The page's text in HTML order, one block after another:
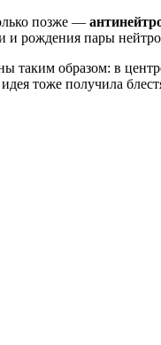
позже —
и рождения пары
таким образом: в
тоже получила